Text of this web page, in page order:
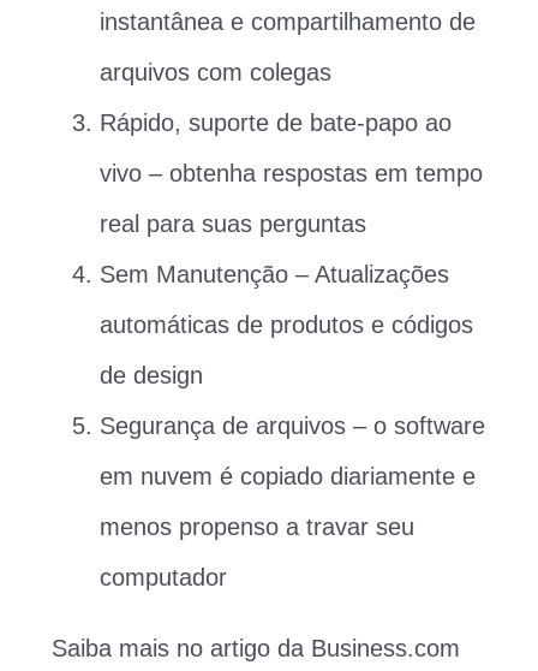
instantânea e compartilhamento de
arquivos com colegas
Rápido, suporte de bate-papo ao
vivo – obtenha respostas em tempo
real para suas perguntas
Sem Manutenção – Atualizações
automáticas de produtos e códigos
de design
Segurança de arquivos – o software
em nuvem é copiado diariamente e
menos propenso a travar seu
computador
Saiba mais no artigo da Business.com